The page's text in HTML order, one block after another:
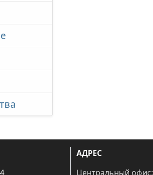
АДРЕС
Центральный офис: